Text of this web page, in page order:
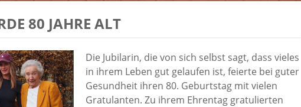
80 JAHRE ALT
Die Jubilarin, die von sich selbst sagt, dass vieles
in ihrem Leben gut gelaufen ist, feierte bei guter
Gesundheit ihren 80. Geburtstag mit vielen
Gratulanten. Zu ihrem Ehrentag gratulierten